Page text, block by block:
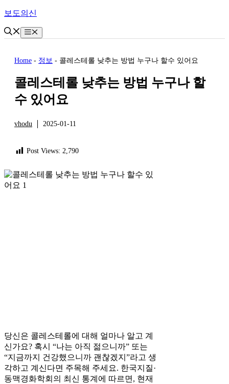
Skip
content
보도의신
Menu
Home - 정보 - 콜레스테롤 낮추는 방법 누구나 할수 있어요
콜레스테롤 낮추는 방법 누구나 할
수 있어요
vhodu 2025-01-11
Post Views: 2,790
당신은 콜레스테롤에 대해 얼마나 알고 계
신가요? 혹시 “나는 아직 젊으니까” 또는
“지금까지 건강했으니까 괜찮겠지”라고 생
각하고 계신다면 주목해 주세요. 한국지질·
동맥경화학회의 최신 통계에 따르면, 현재